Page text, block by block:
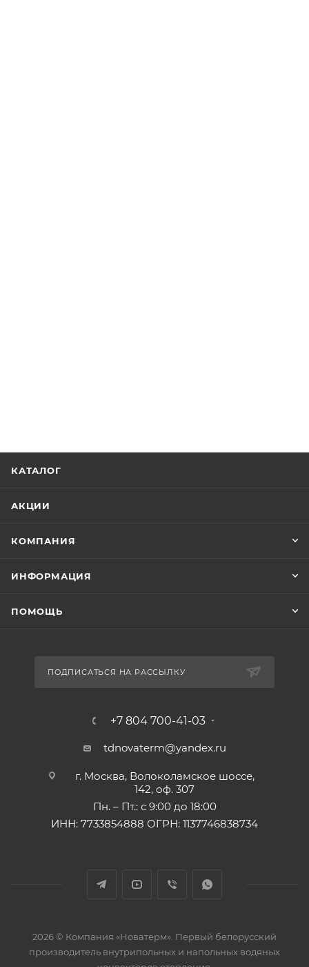
КАТАЛОГ
АКЦИИ
КОМПАНИЯ
ИНФОРМАЦИЯ
ПОМОЩЬ
ПОДПИСАТЬСЯ НА РАССЫЛКУ
+7 804 700-41-03
tdnovaterm@yandex.ru
г. Москва, Волоколамское шоссе,
142, оф. 307
Пн. – Пт.: с 9:00 до 18:00
ИНН: 7733854888 ОГРН: 1137746838734
2026 © Компания «Новатерм». Первый белорусский
производитель внутрипольных и напольных водяных